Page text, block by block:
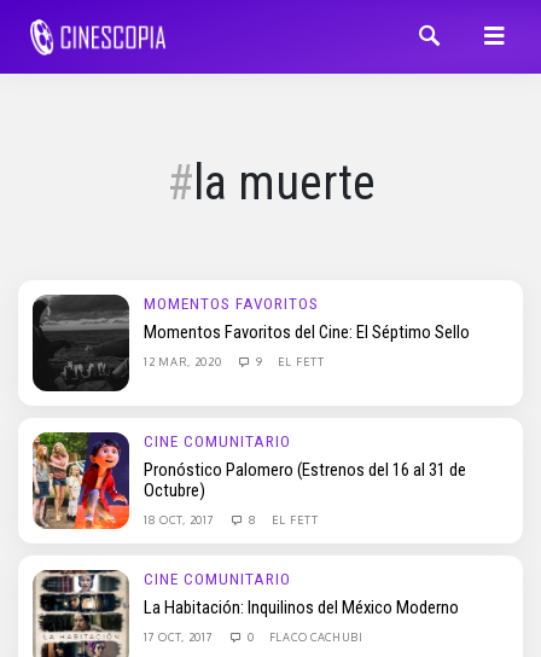
la muerte
MOMENTOS FAVORITOS
Momentos Favoritos del Cine: El Séptimo Sello
12 MAR, 2020 9 EL FETT
CINE COMUNITARIO
Pronóstico Palomero (Estrenos del 16 al 31 de
Octubre)
18 OCT, 2017 8 EL FETT
CINE COMUNITARIO
La Habitación: Inquilinos del México Moderno
17 OCT, 2017 0 FLACO CACHUBI